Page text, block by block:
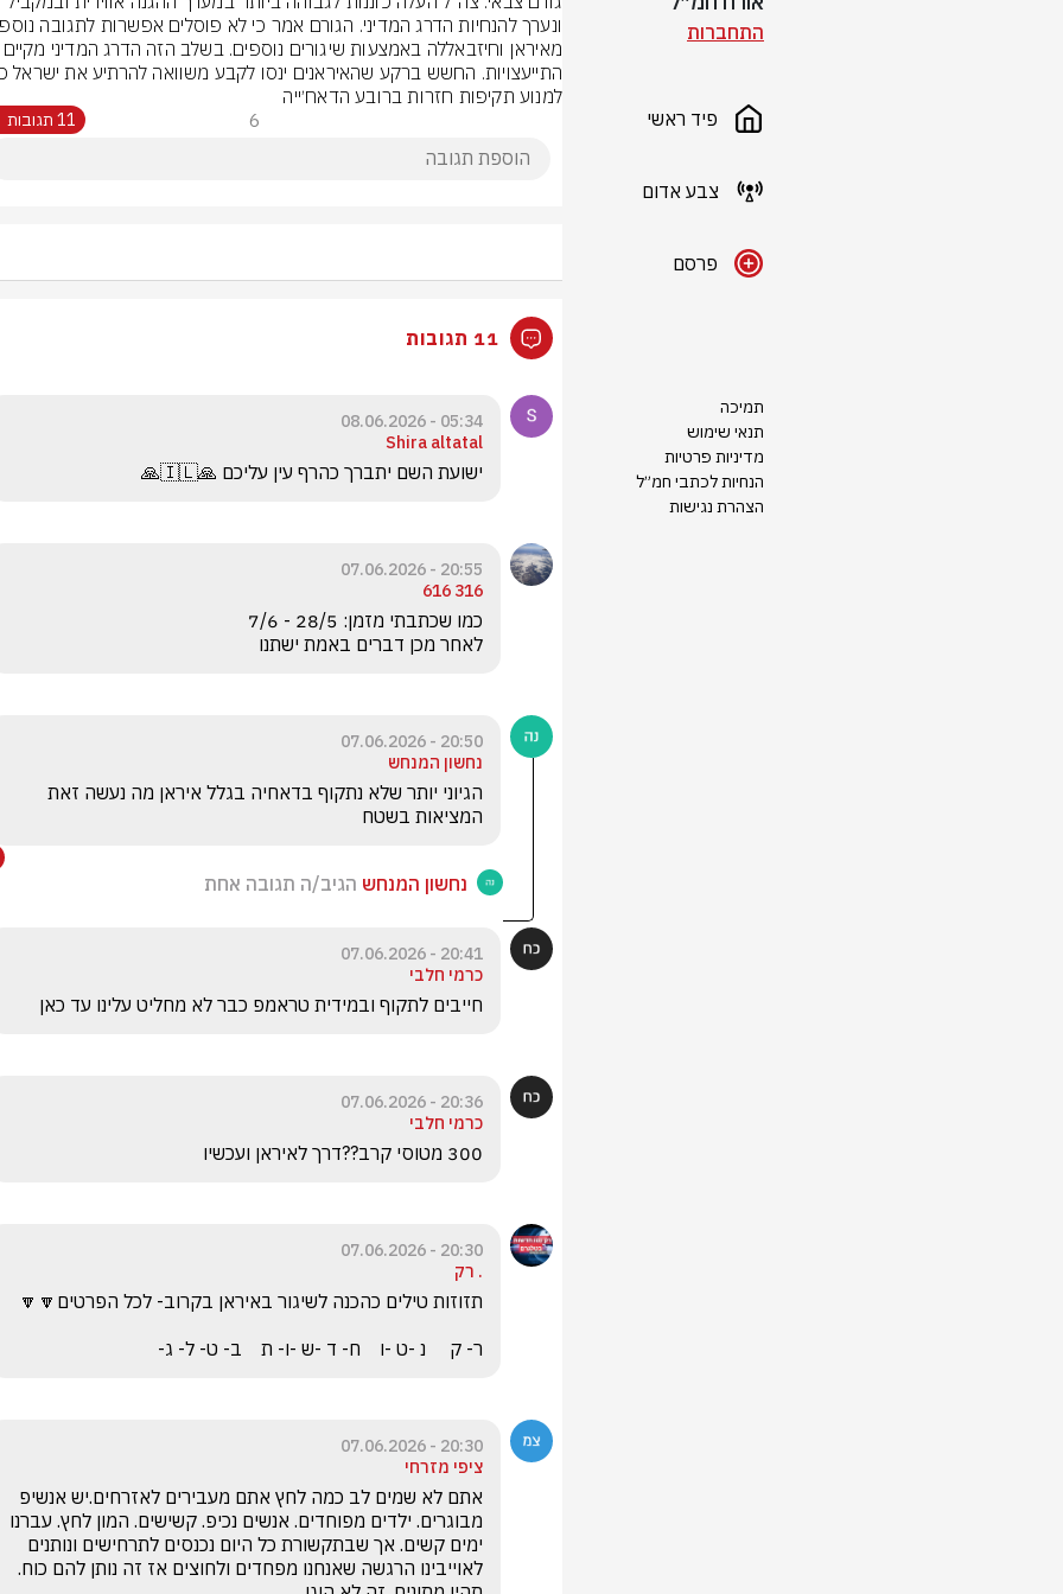
התחברות
פיד ראשי
צבע אדום
פרסם
תמיכה
תנאי שימוש
מדיניות פרטיות
הנחיות לכתבי חמ״ל
הצהרת נגישות
למנוע תקיפות חזרות ברובע הדאח׳ייה
6 11 תגובות
11 תגובות
05:34 - 08.06.2026
Shira altatal
ישועת השם יתברך כהרף עין עליכם 🙏🇮🇱🙏
20:55 - 07.06.2026
316 616
לאחר מכן דברים באמת ישתנו
20:50 - 07.06.2026
נחשון המנחש
המציאות בשטח
נחשון המנחש הגיב/ה תגובה אחת
20:41 - 07.06.2026
כרמי חלבי
חייבים לתקוף ובמידית טראמפ כבר לא מחליט עלינו עד כאן
20:36 - 07.06.2026
כרמי חלבי
300 מטוסי קרב??דרך לאיראן ועכשיו
20:30 - 07.06.2026
. רק
ר- ק     נ -ט -ו    ח- ד -ש -ו- ת    ב- ט- ל- ג-
20:30 - 07.06.2026
ציפי מזרחי